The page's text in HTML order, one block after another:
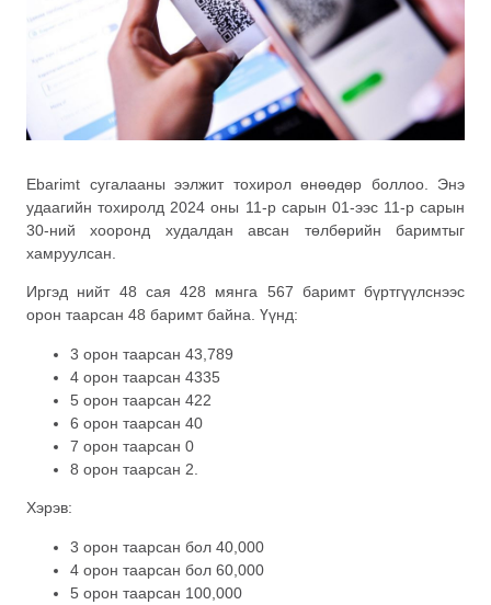
Ebarimt сугалааны ээлжит тохирол өнөөдөр боллоо. Энэ
удаагийн тохиролд 2024 оны 11-р сарын 01-ээс 11-р сарын
30-ний хооронд худалдан авсан төлбөрийн баримтыг
хамруулсан.
Иргэд нийт 48 сая 428 мянга 567 баримт бүртгүүлснээс
орон таарсан 48 баримт байна. Үүнд:
3 орон таарсан 43,789
4 орон таарсан 4335
5 орон таарсан 422
6 орон таарсан 40
7 орон таарсан 0
8 орон таарсан 2.
Хэрэв:
3 орон таарсан бол 40,000
4 орон таарсан бол 60,000
5 орон таарсан 100,000